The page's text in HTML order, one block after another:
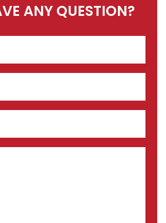
ANY QUESTION?